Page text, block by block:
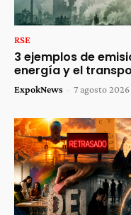
RSE
3 ejemplos de
energía y el
ExpokNews - 7 agosto 2026